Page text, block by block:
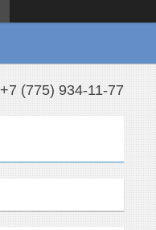
+7 (775) 934-11-77